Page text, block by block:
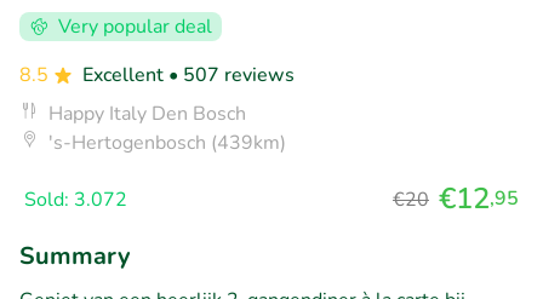
Very popular deal
8.5
Excellent • 507 reviews
Happy Italy Den Bosch
's-Hertogenbosch (439km)
Sold: 3.072 €20 €12,95
Summary